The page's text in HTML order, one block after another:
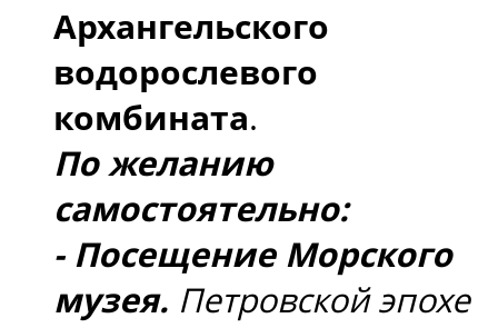
Архангельского
водорослевого
комбината.
По желанию
самостоятельно:
- Посещение Морского
музея. Петровской эпохе